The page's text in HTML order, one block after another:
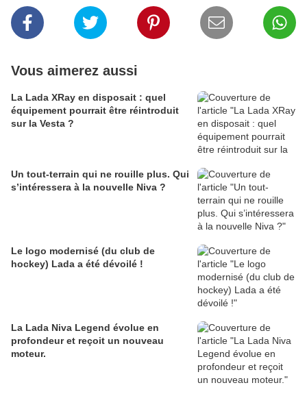
Vous aimerez aussi
La Lada XRay en disposait : quel
équipement pourrait être réintroduit
sur la Vesta ?
Un tout-terrain qui ne rouille plus. Qui
s’intéressera à la nouvelle Niva ?
Le logo modernisé (du club de
hockey) Lada a été dévoilé !
La Lada Niva Legend évolue en
profondeur et reçoit un nouveau
moteur.